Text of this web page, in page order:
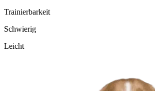
Trainierbarkeit
Schwierig
Leicht